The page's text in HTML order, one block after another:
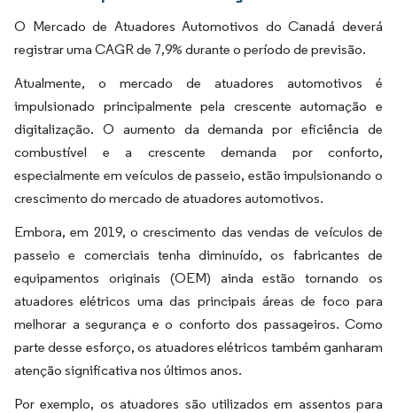
O Mercado de Atuadores Automotivos do Canadá deverá
registrar uma CAGR de 7,9% durante o período de previsão.
Atualmente, o mercado de atuadores automotivos é
impulsionado principalmente pela crescente automação e
digitalização. O aumento da demanda por eficiência de
combustível e a crescente demanda por conforto,
especialmente em veículos de passeio, estão impulsionando o
crescimento do mercado de atuadores automotivos.
Embora, em 2019, o crescimento das vendas de veículos de
passeio e comerciais tenha diminuído, os fabricantes de
equipamentos originais (OEM) ainda estão tornando os
atuadores elétricos uma das principais áreas de foco para
melhorar a segurança e o conforto dos passageiros. Como
parte desse esforço, os atuadores elétricos também ganharam
atenção significativa nos últimos anos.
Por exemplo, os atuadores são utilizados em assentos para